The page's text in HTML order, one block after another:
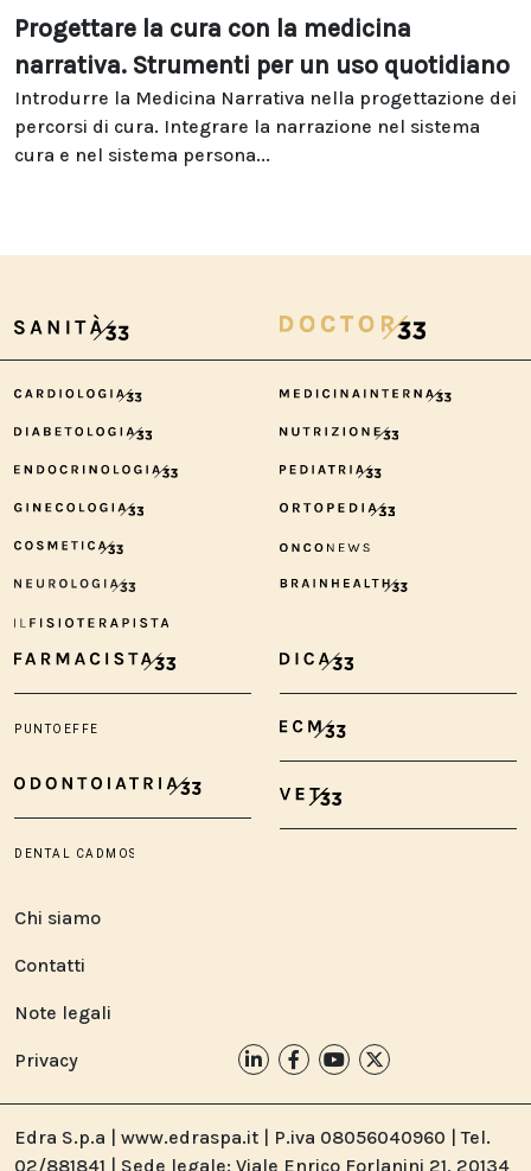
Progettare la cura con la medicina
narrativa. Strumenti per un uso quotidiano
Introdurre la Medicina Narrativa nella progettazione dei
percorsi di cura. Integrare la narrazione nel sistema
cura e nel sistema persona...
Chi siamo
Contatti
Note legali
Privacy
Edra S.p.a | www.edraspa.it | P.iva 08056040960 | Tel.
02/881841 | Sede legale: Viale Enrico Forlanini 21, 20134